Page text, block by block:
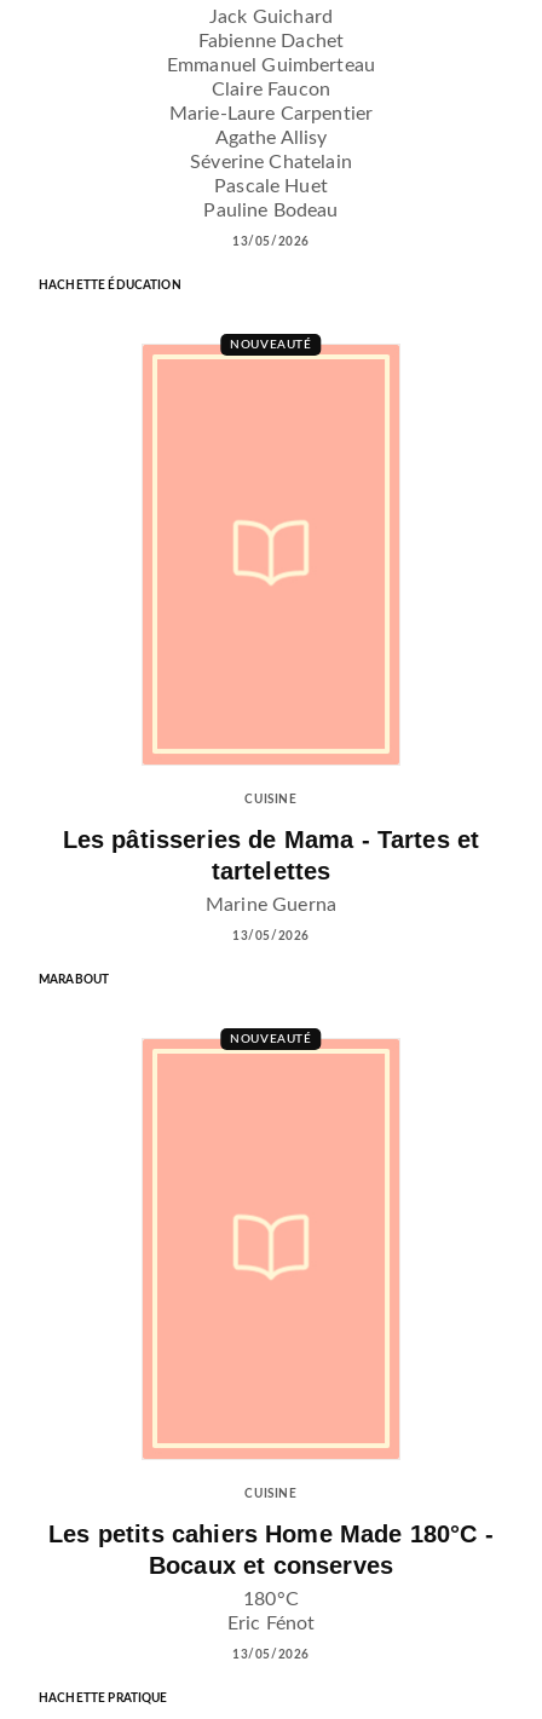
Jack Guichard
Fabienne Dachet
Emmanuel Guimberteau
Claire Faucon
Marie-Laure Carpentier
Agathe Allisy
Séverine Chatelain
Pascale Huet
Pauline Bodeau
13/05/2026
HACHETTE ÉDUCATION
NOUVEAUTÉ
CUISINE
Les pâtisseries de Mama - Tartes et
tartelettes
Marine Guerna
13/05/2026
MARABOUT
NOUVEAUTÉ
CUISINE
Les petits cahiers Home Made 180°C -
Bocaux et conserves
180°C
Eric Fénot
13/05/2026
HACHETTE PRATIQUE